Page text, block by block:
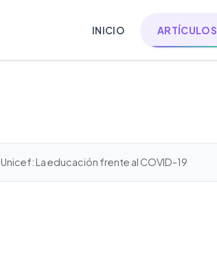
INICIO ARTÍCULOS
Unicef: La educación frente al COVID-19